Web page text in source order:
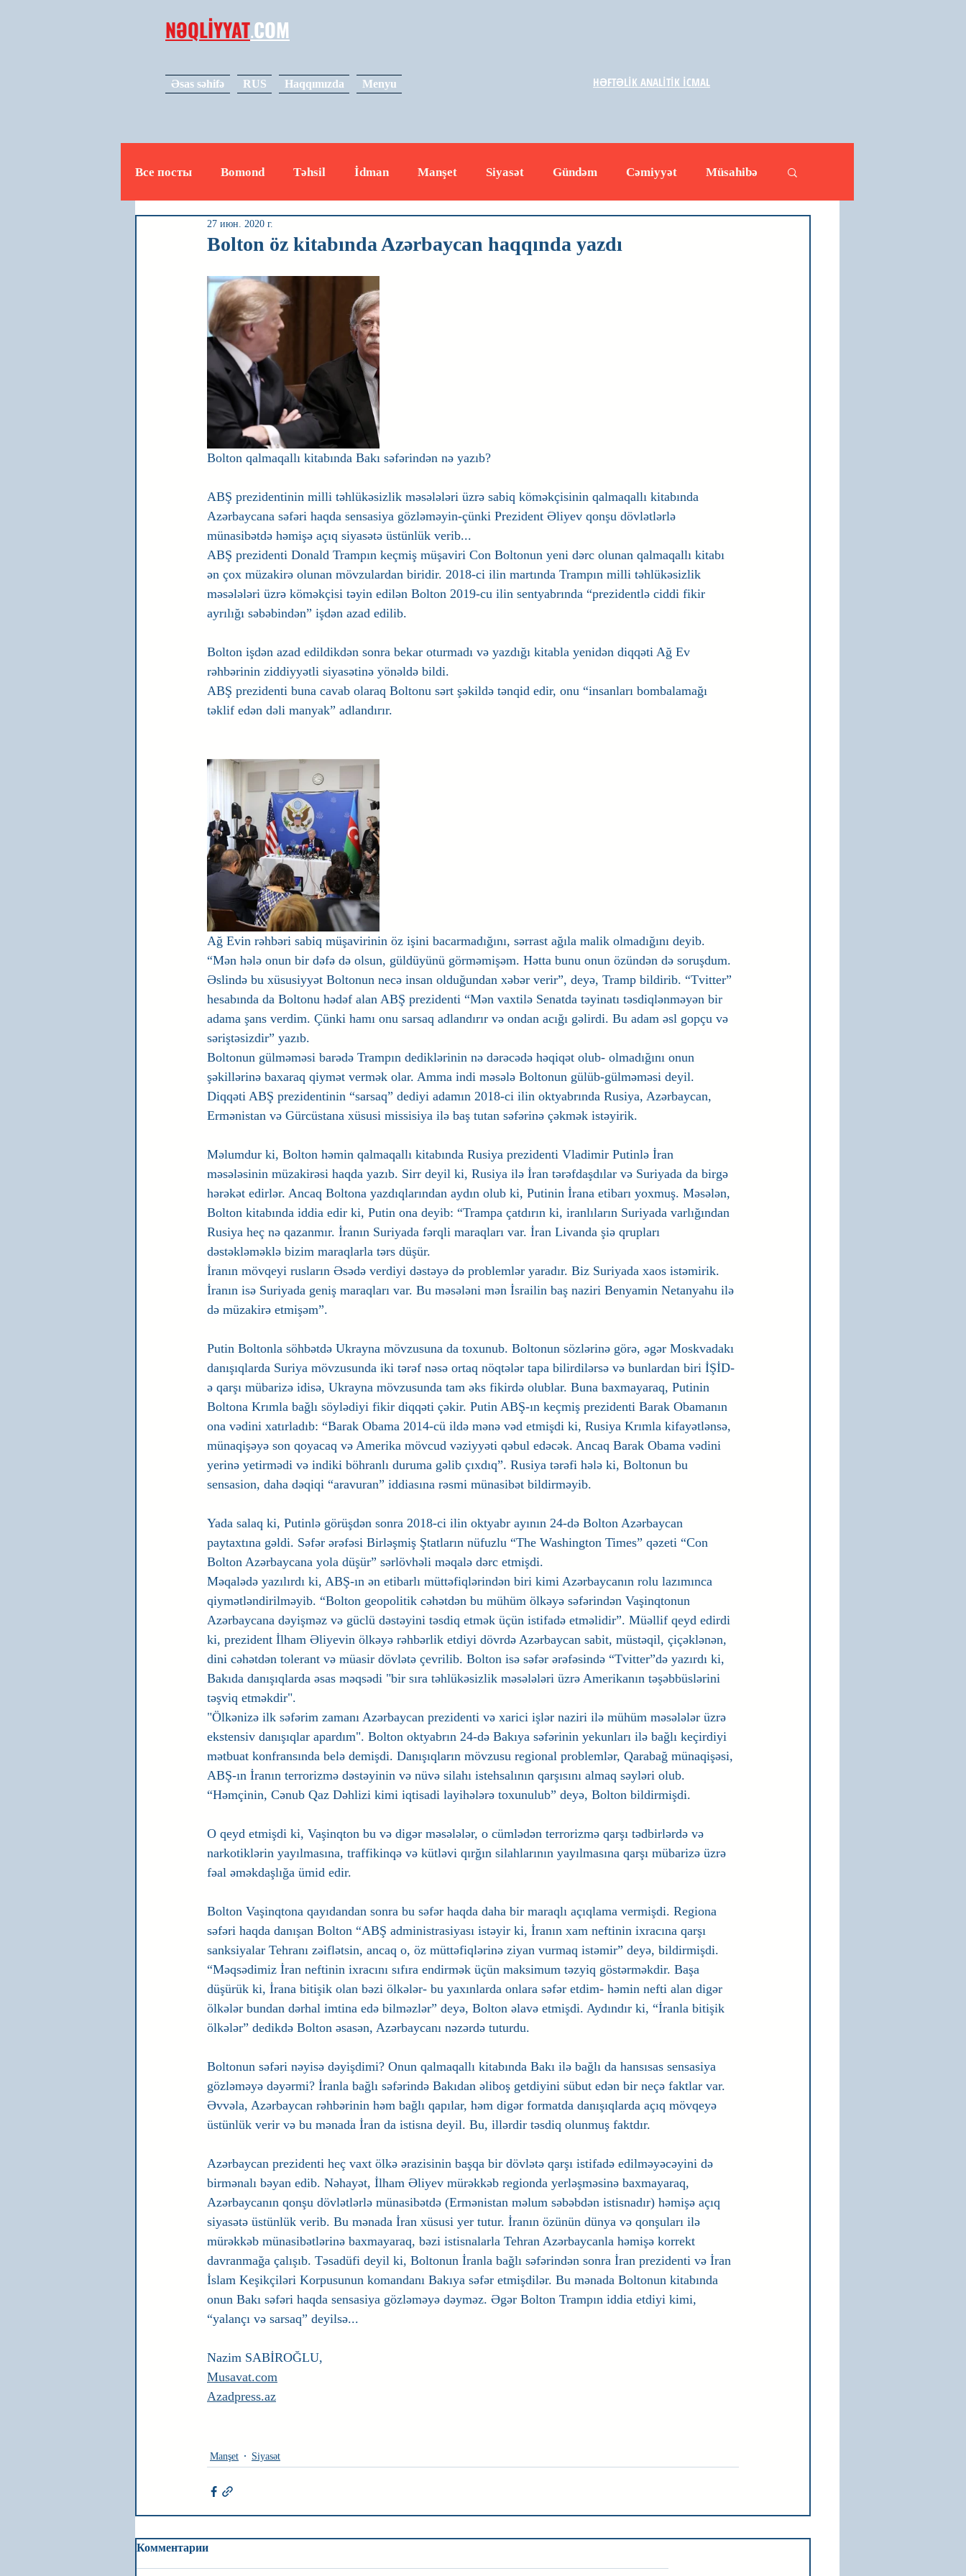
NƏQLİYYAT.COM
Əsas səhifə RUS Haqqımızda Menyu
Все посты Bomond Təhsil İdman Manşet Siyasət Gündəm Cəmiyyət Müsahibə
Video
Bolton öz kitabında Azərbaycan haqqında yazdı
27 июн. 2020 г.
Bolton qalmaqallı kitabında Bakı səfərindən nə yazıb?
ABŞ prezidentinin milli təhlükəsizlik məsələləri üzrə sabiq köməkçisinin qalmaqallı kitabında
Azərbaycana səfəri haqda sensasiya gözləməyin-çünki Prezident Əliyev qonşu dövlətlərlə
münasibətdə həmişə açıq siyasətə üstünlük verib...
ABŞ prezidenti Donald Trampın keçmiş müşaviri Con Boltonun yeni dərc olunan qalmaqallı kitabı
ən çox müzakirə olunan mövzulardan biridir. 2018-ci ilin martında Trampın milli təhlükəsizlik
məsələləri üzrə köməkçisi təyin edilən Bolton 2019-cu ilin sentyabrında “prezidentlə ciddi fikir
ayrılığı səbəbindən” işdən azad edilib.
Bolton işdən azad edildikdən sonra bekar oturmadı və yazdığı kitabla yenidən diqqəti Ağ Ev
rəhbərinin ziddiyyətli siyasətinə yönəldə bildi.
ABŞ prezidenti buna cavab olaraq Boltonu sərt şəkildə tənqid edir, onu “insanları bombalamağı
təklif edən dəli manyak” adlandırır.
Ağ Evin rəhbəri sabiq müşavirinin öz işini bacarmadığını, sərrast ağıla malik olmadığını deyib.
“Mən hələ onun bir dəfə də olsun, güldüyünü görməmişəm. Hətta bunu onun özündən də soruşdum.
Əslində bu xüsusiyyət Boltonun necə insan olduğundan xəbər verir”, deyə, Tramp bildirib. “Tvitter”
hesabında da Boltonu hədəf alan ABŞ prezidenti “Mən vaxtilə Senatda təyinatı təsdiqlənməyən bir
adama şans verdim. Çünki hamı onu sarsaq adlandırır və ondan acığı gəlirdi. Bu adam əsl gopçu və
səriştəsizdir” yazıb.
Boltonun gülməməsi barədə Trampın dediklərinin nə dərəcədə həqiqət olub- olmadığını onun
şəkillərinə baxaraq qiymət vermək olar. Amma indi məsələ Boltonun gülüb-gülməməsi deyil.
Diqqəti ABŞ prezidentinin “sarsaq” dediyi adamın 2018-ci ilin oktyabrında Rusiya, Azərbaycan,
Ermənistan və Gürcüstana xüsusi missisiya ilə baş tutan səfərinə çəkmək istəyirik.
Məlumdur ki, Bolton həmin qalmaqallı kitabında Rusiya prezidenti Vladimir Putinlə İran
məsələsinin müzakirəsi haqda yazıb. Sirr deyil ki, Rusiya ilə İran tərəfdaşdılar və Suriyada da birgə
hərəkət edirlər. Ancaq Boltona yazdıqlarından aydın olub ki, Putinin İrana etibarı yoxmuş. Məsələn,
Bolton kitabında iddia edir ki, Putin ona deyib: “Trampa çatdırın ki, iranlıların Suriyada varlığından
Rusiya heç nə qazanmır. İranın Suriyada fərqli maraqları var. İran Livanda şiə qrupları
dəstəkləməklə bizim maraqlarla tərs düşür.
İranın mövqeyi rusların Əsədə verdiyi dəstəyə də problemlər yaradır. Biz Suriyada xaos istəmirik.
İranın isə Suriyada geniş maraqları var. Bu məsələni mən İsrailin baş naziri Benyamin Netanyahu ilə
də müzakirə etmişəm”.
Putin Boltonla söhbətdə Ukrayna mövzusuna da toxunub. Boltonun sözlərinə görə, əgər Moskvadakı
danışıqlarda Suriya mövzusunda iki tərəf nəsə ortaq nöqtələr tapa bilirdilərsə və bunlardan biri İŞİD-
ə qarşı mübarizə idisə, Ukrayna mövzusunda tam əks fikirdə olublar. Buna baxmayaraq, Putinin
Boltona Krımla bağlı söylədiyi fikir diqqəti çəkir. Putin ABŞ-ın keçmiş prezidenti Barak Obamanın
ona vədini xatırladıb: “Barak Obama 2014-cü ildə mənə vəd etmişdi ki, Rusiya Krımla kifayətlənsə,
münaqişəyə son qoyacaq və Amerika mövcud vəziyyəti qəbul edəcək. Ancaq Barak Obama vədini
yerinə yetirmədi və indiki böhranlı duruma gəlib çıxdıq”. Rusiya tərəfi hələ ki, Boltonun bu
sensasion, daha dəqiqi “aravuran” iddiasına rəsmi münasibət bildirməyib.
Yada salaq ki, Putinlə görüşdən sonra 2018-ci ilin oktyabr ayının 24-də Bolton Azərbaycan
paytaxtına gəldi. Səfər ərəfəsi Birləşmiş Ştatların nüfuzlu “The Washington Times” qəzeti “Con
Bolton Azərbaycana yola düşür” sərlövhəli məqalə dərc etmişdi.
Məqalədə yazılırdı ki, ABŞ-ın ən etibarlı müttəfiqlərindən biri kimi Azərbaycanın rolu lazımınca
qiymətləndirilməyib. “Bolton geopolitik cəhətdən bu mühüm ölkəyə səfərindən Vaşinqtonun
Azərbaycana dəyişməz və güclü dəstəyini təsdiq etmək üçün istifadə etməlidir”. Müəllif qeyd edirdi
ki, prezident İlham Əliyevin ölkəyə rəhbərlik etdiyi dövrdə Azərbaycan sabit, müstəqil, çiçəklənən,
dini cəhətdən tolerant və müasir dövlətə çevrilib. Bolton isə səfər ərəfəsində “Tvitter”də yazırdı ki,
Bakıda danışıqlarda əsas məqsədi "bir sıra təhlükəsizlik məsələləri üzrə Amerikanın təşəbbüslərini
təşviq etməkdir".
"Ölkənizə ilk səfərim zamanı Azərbaycan prezidenti və xarici işlər naziri ilə mühüm məsələlər üzrə
ekstensiv danışıqlar apardım". Bolton oktyabrın 24-də Bakıya səfərinin yekunları ilə bağlı keçirdiyi
mətbuat konfransında belə demişdi. Danışıqların mövzusu regional problemlər, Qarabağ münaqişəsi,
ABŞ-ın İranın terrorizmə dəstəyinin və nüvə silahı istehsalının qarşısını almaq səyləri olub.
“Həmçinin, Cənub Qaz Dəhlizi kimi iqtisadi layihələrə toxunulub” deyə, Bolton bildirmişdi.
O qeyd etmişdi ki, Vaşinqton bu və digər məsələlər, o cümlədən terrorizmə qarşı tədbirlərdə və
narkotiklərin yayılmasına, traffikinqə və kütləvi qırğın silahlarının yayılmasına qarşı mübarizə üzrə
fəal əməkdaşlığa ümid edir.
Bolton Vaşinqtona qayıdandan sonra bu səfər haqda daha bir maraqlı açıqlama vermişdi. Regiona
səfəri haqda danışan Bolton “ABŞ administrasiyası istəyir ki, İranın xam neftinin ixracına qarşı
sanksiyalar Tehranı zəiflətsin, ancaq o, öz müttəfiqlərinə ziyan vurmaq istəmir” deyə, bildirmişdi.
“Məqsədimiz İran neftinin ixracını sıfıra endirmək üçün maksimum təzyiq göstərməkdir. Başa
düşürük ki, İrana bitişik olan bəzi ölkələr- bu yaxınlarda onlara səfər etdim- həmin nefti alan digər
ölkələr bundan dərhal imtina edə bilməzlər” deyə, Bolton əlavə etmişdi. Aydındır ki, “İranla bitişik
ölkələr” dedikdə Bolton əsasən, Azərbaycanı nəzərdə tuturdu.
Boltonun səfəri nəyisə dəyişdimi? Onun qalmaqallı kitabında Bakı ilə bağlı da hansısas sensasiya
gözləməyə dəyərmi? İranla bağlı səfərində Bakıdan əliboş getdiyini sübut edən bir neçə faktlar var.
Əvvəla, Azərbaycan rəhbərinin həm bağlı qapılar, həm digər formatda danışıqlarda açıq mövqeyə
üstünlük verir və bu mənada İran da istisna deyil. Bu, illərdir təsdiq olunmuş faktdır.
Azərbaycan prezidenti heç vaxt ölkə ərazisinin başqa bir dövlətə qarşı istifadə edilməyəcəyini də
birmənalı bəyan edib. Nəhayət, İlham Əliyev mürəkkəb regionda yerləşməsinə baxmayaraq,
Azərbaycanın qonşu dövlətlərlə münasibətdə (Ermənistan məlum səbəbdən istisnadır) həmişə açıq
siyasətə üstünlük verib. Bu mənada İran xüsusi yer tutur. İranın özünün dünya və qonşuları ilə
mürəkkəb münasibətlərinə baxmayaraq, bəzi istisnalarla Tehran Azərbaycanla həmişə korrekt
davranmağa çalışıb. Təsadüfi deyil ki, Boltonun İranla bağlı səfərindən sonra İran prezidenti və İran
İslam Keşikçiləri Korpusunun komandanı Bakıya səfər etmişdilər. Bu mənada Boltonun kitabında
onun Bakı səfəri haqda sensasiya gözləməyə dəyməz. Əgər Bolton Trampın iddia etdiyi kimi,
“yalançı və sarsaq” deyilsə... ​
Nazim SABİROĞLU,
Musavat.com
Azadpress.az
Manşet Siyasət
Комментарии
HƏFTƏLİK ANALİTİK İCMAL